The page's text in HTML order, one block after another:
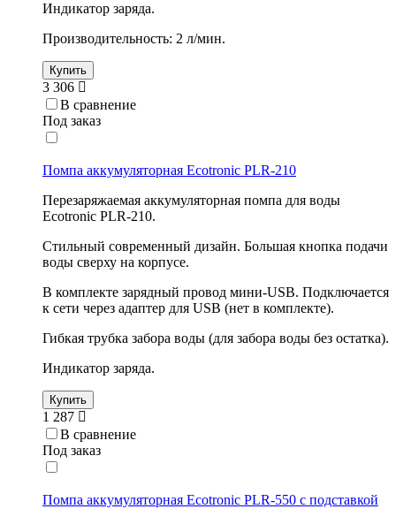
Индикатор заряда.
Производительность: 2 л/мин.
Купить
3 306
В сравнение
Под заказ
Помпа аккумуляторная Ecotronic PLR-210
Перезаряжаемая аккумуляторная помпа для воды
Ecotronic PLR-210.
Стильный современный дизайн. Большая кнопка подачи
воды сверху на корпусе.
В комплекте зарядный провод мини-USB. Подключается
к сети через адаптер для USB (нет в комплекте).
Гибкая трубка забора воды (для забора воды без остатка).
Индикатор заряда.
Купить
1 287
В сравнение
Под заказ
Помпа аккумуляторная Ecotronic PLR-550 с подставкой